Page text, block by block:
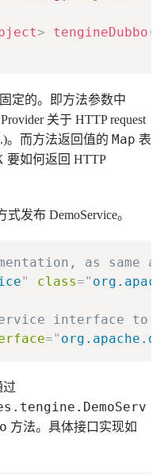
> tengineDubbo (
定的。即方法参数中
关于 HTTP request
。而方法返回值的 Map 表
要如何返回 HTTP
发布 DemoService。
as same
" class="
interface to
="
过
方法。具体接口实现如